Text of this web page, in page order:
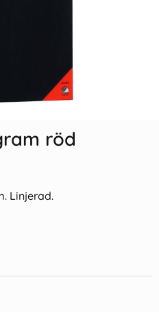
Vaxduksbok A6 Linjerad 72
22 kr/st
röd
Linjerad.